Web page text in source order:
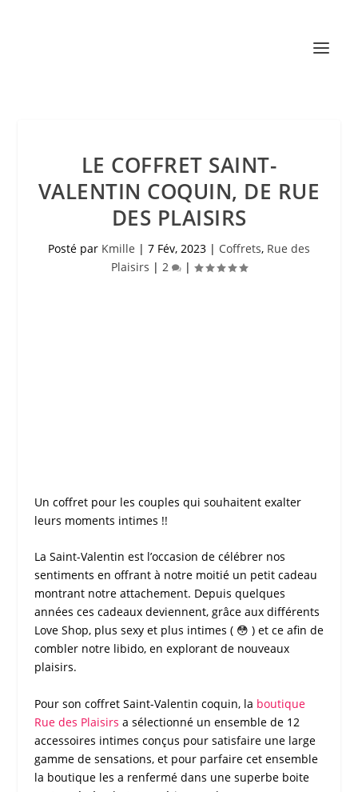
LE COFFRET SAINT-
VALENTIN COQUIN, DE RUE
DES PLAISIRS
Posté par Kmille | 7 Fév, 2023 | Coffrets, Rue des
Plaisirs | 2 |
Un coffretpour les couples qui souhaitent exalter
leurs moments intimes !!
La Saint-Valentin est l’occasion de célébrer nos
sentiments en offrant à notre moitié un petit cadeau
montrant notre attachement. Depuis quelques
années ces cadeaux deviennent, grâce aux différents
Love Shop, plus sexy et plus intimes ( 😳 ) et ce afin de
combler notre libido, en explorant de nouveaux
plaisirs.
Pour son coffret Saint-Valentin coquin, la boutique
Rue des Plaisirs a sélectionné un ensemble de 12
accessoires intimes conçus pour satisfaire une large
gamme de sensations, et pour parfaire cet ensemble
la boutique les a renfermé dans une superbe boite